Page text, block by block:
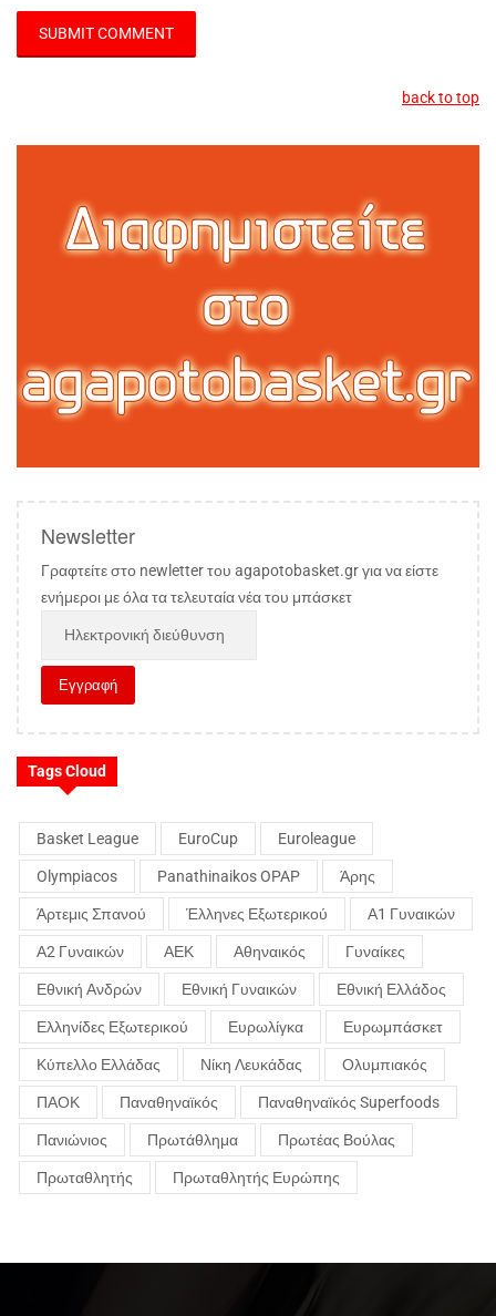
back to top
Newsletter
Γραφτείτε στο newletter του agapotobasket.gr για να είστε
ενήμεροι με όλα τα τελευταία νέα του μπάσκετ
Tags Cloud
Basket League EuroCup Euroleague
Olympiacos Panathinaikos OPAP Άρης
Άρτεμις Σπανού Έλληνες Εξωτερικού Α1 Γυναικών
Α2 Γυναικών ΑΕΚ Αθηναικός Γυναίκες
Εθνική Ανδρών Εθνική Γυναικών Εθνική Ελλάδος
Ελληνίδες Εξωτερικού Ευρωλίγκα Ευρωμπάσκετ
Κύπελλο Ελλάδας Νίκη Λευκάδας Ολυμπιακός
ΠΑΟΚ Παναθηναϊκός Παναθηναϊκός Superfoods
Πανιώνιος Πρωτάθλημα Πρωτέας Βούλας
Πρωταθλητής Πρωταθλητής Ευρώπης